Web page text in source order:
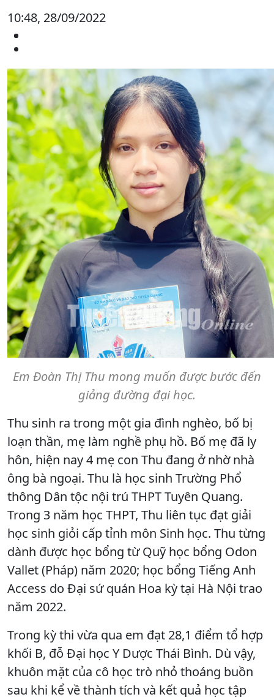
10:48, 28/09/2022
Em Đoàn Thị Thu mong muốn được bước đến
giảng đường đại học.
Thu sinh ra trong một gia đình nghèo, bố bị
loạn thần, mẹ làm nghề phụ hồ. Bố mẹ đã ly
hôn, hiện nay 4 mẹ con Thu đang ở nhờ nhà
ông bà ngoại. Thu là học sinh Trường Phổ
thông Dân tộc nội trú THPT Tuyên Quang.
Trong 3 năm học THPT, Thu liên tục đạt giải
học sinh giỏi cấp tỉnh môn Sinh học. Thu từng
dành được học bổng từ Quỹ học bổng Odon
Vallet (Pháp) năm 2020; học bổng Tiếng Anh
Access do Đại sứ quán Hoa kỳ tại Hà Nội trao
năm 2022.
Trong kỳ thi vừa qua em đạt 28,1 điểm tổ hợp
khối B, đỗ Đại học Y Dược Thái Bình. Dù vậy,
khuôn mặt của cô học trò nhỏ thoáng buồn
sau khi kể về thành tích và kết quả học tập